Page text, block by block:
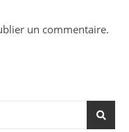
un commentaire.